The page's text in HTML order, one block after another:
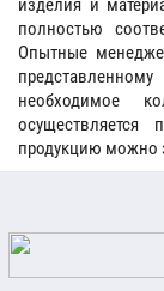
изделия и
полностью
Опытные
необходимое
продукцию можно